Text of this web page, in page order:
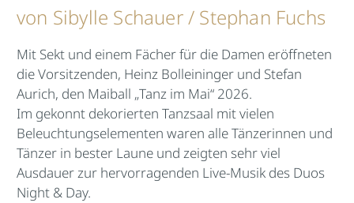
von Sibylle Schauer / Stephan Fuchs
Mit Sekt und einem Fächer für die Damen eröffneten
die Vorsitzenden, Heinz Bolleininger und Stefan
Aurich, den Maiball „Tanz im Mai“ 2026.
Im gekonnt dekorierten Tanzsaal mit vielen
Beleuchtungselementen waren alle Tänzerinnen und
Tänzer in bester Laune und zeigten sehr viel
Ausdauer zur hervorragenden Live-Musik des Duos
Night & Day.